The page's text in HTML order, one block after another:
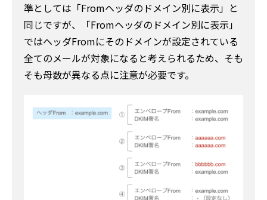
準としては「Fromヘッダのドメイン別に表示」と
同じですが、「Fromヘッダのドメイン別に表示」
ではヘッダFromにそのドメインが設定されている
全てのメールが対象になると考えられるため、そも
そも母数が異なる点に注意が必要です。